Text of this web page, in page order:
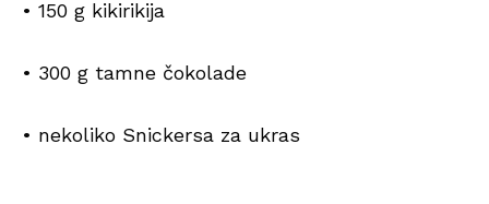
• 150 g kikirikija
• 300 g tamne čokolade
• nekoliko Snickersa za ukras